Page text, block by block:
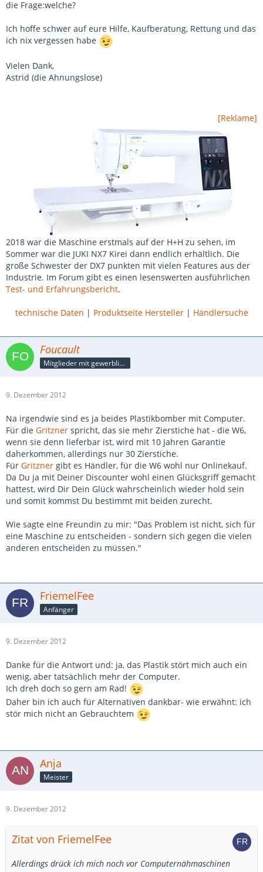
die Frage:welche?
Ich hoffe schwer auf eure Hilfe, Kaufberatung, Rettung und das
ich nix vergessen habe
Vielen Dank,
Astrid (die Ahnungslose)
[Reklame]
2018 war die Maschine erstmals auf der H+H zu sehen, im
Sommer war die JUKI NX7 Kirei dann endlich erhältlich. Die
große Schwester der DX7 punkten mit vielen Features aus der
Industrie. Im Forum gibt es einen lesenswerten ausführlichen
Test- und Erfahrungsbericht.
technische Daten | Produktseite Hersteller| Händlersuche
Foucault
Mitglieder mit gewerblicher Verbindung, auch als Mitarbeiter/in
9. Dezember 2012
Na irgendwie sind es ja beides Plastikbomber mit Computer.
Für die Gritzner spricht, das sie mehr Zierstiche hat - die W6,
wenn sie denn lieferbar ist, wird mit 10 Jahren Garantie
daherkommen, allerdings nur 30 Zierstiche.
Für Gritzner gibt es Händler, für die W6 wohl nur Onlinekauf.
Da Du ja mit Deiner Discounter wohl einen Glücksgriff gemacht
hattest, wird Dir Dein Glück wahrscheinlich wieder hold sein
und somit kommst Du bestimmt mit beiden zurecht.
Wie sagte eine Freundin zu mir: "Das Problem ist nicht, sich für
eine Maschine zu entscheiden - sondern sich gegen die vielen
anderen entscheiden zu müssen."
FriemelFee
Anfänger
9. Dezember 2012
Danke für die Antwort und: ja, das Plastik stört mich auch ein
wenig, aber tatsächlich mehr der Computer.
Ich dreh doch so gern am Rad!
Daher bin ich auch für Alternativen dankbar- wie erwähnt: ich
stör mich nicht an Gebrauchtem
Anja
Meister
9. Dezember 2012
Zitat von FriemelFee
Allerdings drück ich mich noch vor Computernähmaschinen